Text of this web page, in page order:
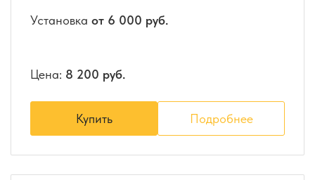
Установка от 6 000 руб.
Цена: 8 200 руб.
Купить Подробнее